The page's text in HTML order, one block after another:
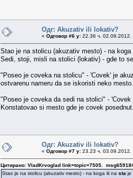
Одг: Akuzativ ili lokativ?
« Одговор #6 у: 22.36 ч. 02.09.2012.
Stao je na stolicu (akuzativ mesto) - na
Sedi, stoji, misli na stolici (lokativ) - gde to
"Poseo je coveka na stolicu" - 'Covek' je
ostvarenu nameru da se iskoristi neko mesto.
"Poseo je coveka da sedi na stolici" -
Konstatovao si mesto gde je covek
Одг: Akuzativ ili lokativ?
« Одговор #7 у: 23.23 ч. 03.09.2012.
Цитирано: VladKrvoglad link=topic=7505.
Stao je na stolicu (akuzativ mesto) - na koga ili na sta je